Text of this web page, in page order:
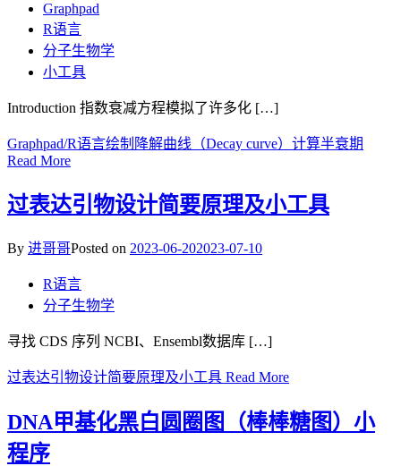
Graphpad
R语言
分子生物学
小工具
Introduction 指数衰减方程模拟了许多化 […]
Graphpad/R语言绘制降解曲线（Decay curve）计算半衰期
Read More
过表达引物设计简要原理及小工具
By 进哥哥Posted on 2023-06-202023-07-10
R语言
分子生物学
寻找 CDS 序列 NCBI、Ensembl数据库 […]
过表达引物设计简要原理及小工具 Read More
DNA甲基化黑白圆圈图（棒棒糖图）小
程序